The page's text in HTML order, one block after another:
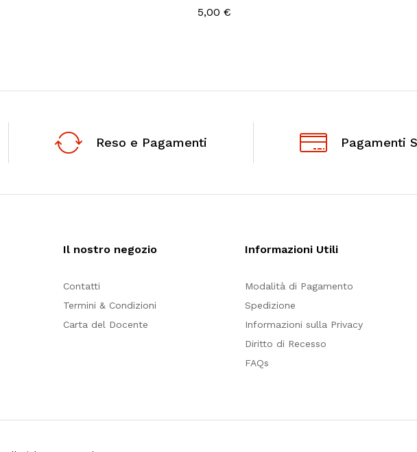
5,00 €
Reso e Pagamenti Pagamenti
Il nostro negozio
Contatti
Termini & Condizioni
Carta del Docente
Informazioni Utili
Modalità di Pagamento
Spedizione
Informazioni sulla Privacy
Diritto di Recesso
FAQs